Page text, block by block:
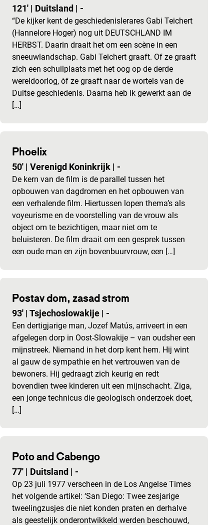
121' | Duitsland | -
“De kijker kent de geschiedenislerares Gabi Teichert
(Hannelore Hoger) nog uit DEUTSCHLAND IM
HERBST. Daarin draait het om een scène in een
sneeuwlandschap. Gabi Teichert graaft. Of ze graaft
zich een schuilplaats met het oog op de derde
wereldoorlog, òf ze graaft naar de wortels van de
Duitse geschiedenis. Daarna heb ik gewerkt aan de
[…]
Phoelix
50' | Verenigd Koninkrijk | -
De kern van de film is de parallel tussen het
opbouwen van dagdromen en het opbouwen van
een verhalende film. Hiertussen lopen thema’s als
voyeurisme en de voorstelling van de vrouw als
object om te bezichtigen, maar niet om te
beluisteren. De film draait om een gesprek tussen
een oude man en zijn bovenbuurvrouw, een […]
Postav dom, zasad strom
93' | Tsjechoslowakije | -
Een dertigjarige man, Jozef Matús, arriveert in een
afgelegen dorp in Oost-Slowakije – van oudsher een
mijnstreek. Niemand in het dorp kent hem. Hij wint
al gauw de sympathie en het vertrouwen van de
bewoners. Hij gedraagt zich keurig en redt
bovendien twee kinderen uit een mijnschacht. Ziga,
een jonge technicus die geologisch onderzoek doet,
[…]
Poto and Cabengo
77' | Duitsland | -
Op 23 juli 1977 verscheen in de Los Angelse Times
het volgende artikel: ‘San Diego: Twee zesjarige
tweelingzusjes die niet konden praten en derhalve
als geestelijk onderontwikkeld werden beschouwd,